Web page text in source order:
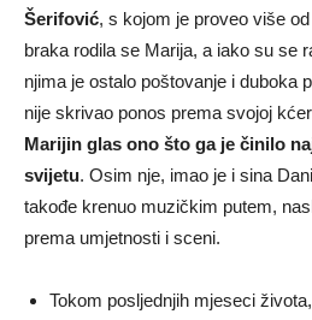
Šerifović, s kojom je proveo više
braka rodila se Marija, a iako su se
njima je ostalo poštovanje i duboka
nije skrivao ponos prema svojoj
Marijin glas ono što ga je činilo
svijetu. Osim nje, imao je i sina
takođe krenuo muzičkim putem,
prema umjetnosti i sceni.
Tokom posljednjih mjeseci